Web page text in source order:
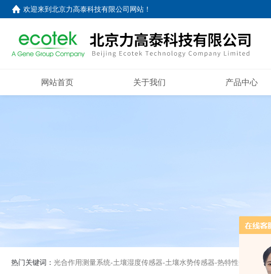
欢迎来到北京力高泰科技有限公司网站 ！
网站首页 关于我们 产品中心
热门关键词： 光合作用测量系统-土壤湿度传感器-土壤水势传感器-热特性分析 开